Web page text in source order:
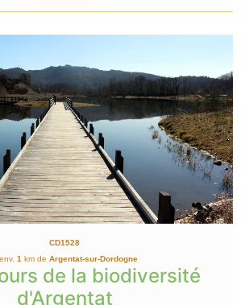
CD1528
1km de Argentat-sur-Dordogne
de la biodiversité
d'Argentat